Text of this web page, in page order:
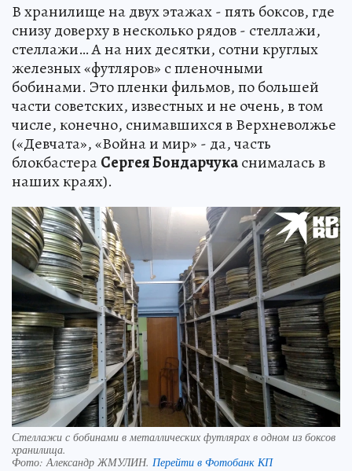
В хранилище на двух этажах - пять боксов, где
снизу доверху в несколько рядов - стеллажи,
стеллажи… А на них десятки, сотни круглых
железных «футляров» с пленочными
бобинами. Это пленки фильмов, по большей
части советских, известных и не очень, в том
числе, конечно, снимавшихся в Верхневолжье
(«Девчата», «Война и мир» - да, часть
блокбастераСергея Бондарчукаснималась в
наших краях).
Стеллажи с бобинами в металлических футлярах в одном из боксов
хранилища.
Фото:Александр ЖМУЛИН. Перейти в Фотобанк КП